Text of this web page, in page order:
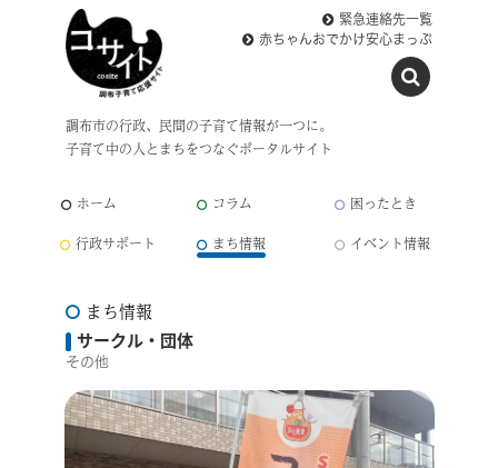
調布市の行政、民間の子育て情報が一つに。
子育て中の人とまちをつなぐポータルサイト
緊急連絡先一覧
赤ちゃんおでかけ安心まっぷ
ホーム コラム
困ったとき
行政サポート
まち情報 イベント情報
まち情報
サークル・団体
その他